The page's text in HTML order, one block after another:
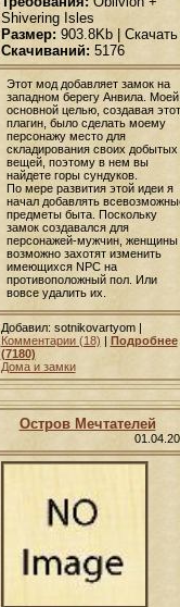
Shivering Isles
Размер: 903.8Kb | Скачать
Скачиваний: 5176
Этот мод добавляет замок на
западном берегу Анвила. Моей
основной целью, создавая этот
плагин, было сделать моему
персонажу место для
складирования своих добытых
вещей, поэтому в нем вы
найдете горы сундуков.
По мере развития этой идеи я
начал добавлять
предметы быта. Поскольку
замок создавался для
персонажей-мужчин, женщины
возможно захотят изменить
имеющихся NPC на
противоположный пол. Или
вовсе удалить их.
Добавил: sotnikovartyom |
Комментарии (18) | Подробнее
(7180)
Дома и замки
Остров Мечтателей